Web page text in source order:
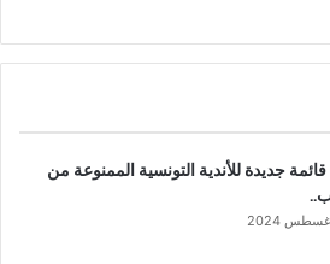
قائمة جديدة للأندية التونسية الممنوعة من